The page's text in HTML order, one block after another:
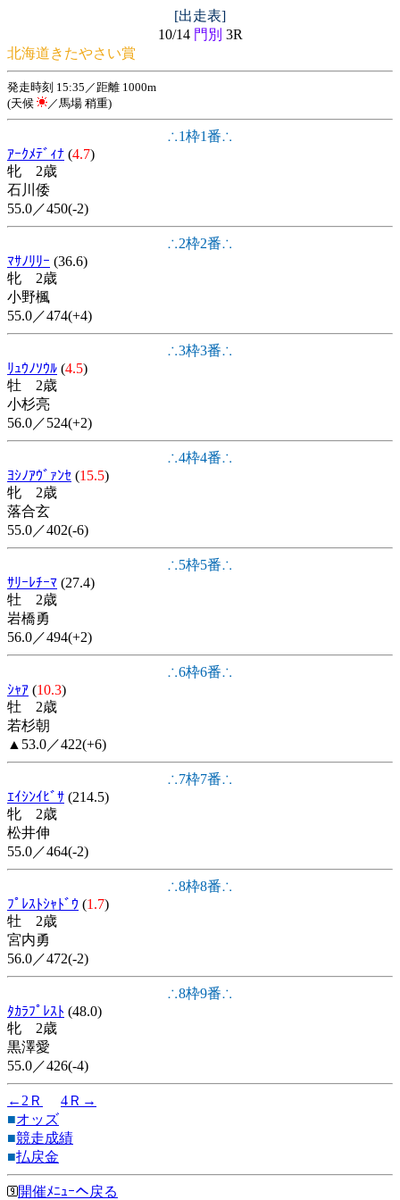
[出走表]
10/14 門別 3R
北海道きたやさい賞
発走時刻 15:35／距離 1000m
(天候
／馬場 稍重)
∴1枠1番∴
ｱｰｸﾒﾃﾞｨﾅ (4.7)
牝 2歳
石川倭
55.0／450(-2)
∴2枠2番∴
ﾏｻﾉﾘﾘｰ (36.6)
牝 2歳
小野楓
55.0／474(+4)
∴3枠3番∴
ﾘｭｳﾉｿｳﾙ (4.5)
牡 2歳
小杉亮
56.0／524(+2)
∴4枠4番∴
ﾖｼﾉｱｳﾞｧﾝｾ (15.5)
牝 2歳
落合玄
55.0／402(-6)
∴5枠5番∴
ｻﾘｰﾚﾁｰﾏ (27.4)
牡 2歳
岩橋勇
56.0／494(+2)
∴6枠6番∴
ｼｬｱ (10.3)
牡 2歳
若杉朝
▲53.0／422(+6)
∴7枠7番∴
ｴｲｼﾝｲﾋﾞｻ (214.5)
牝 2歳
松井伸
55.0／464(-2)
∴8枠8番∴
ﾌﾟﾚｽﾄｼｬﾄﾞｳ (1.7)
牡 2歳
宮内勇
56.0／472(-2)
∴8枠9番∴
ﾀｶﾗﾌﾟﾚｽﾄ (48.0)
牝 2歳
黒澤愛
55.0／426(-4)
←2Ｒ
4Ｒ→
■オッズ
■競走成績
■払戻金
開催ﾒﾆｭｰへ戻る